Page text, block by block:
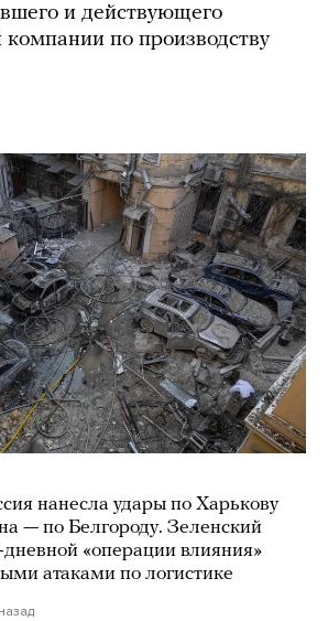
и действующего
компании по производству
нанесла удары по Харькову
— по Белгороду. Зеленский
«операции влияния»
атаками по логистике